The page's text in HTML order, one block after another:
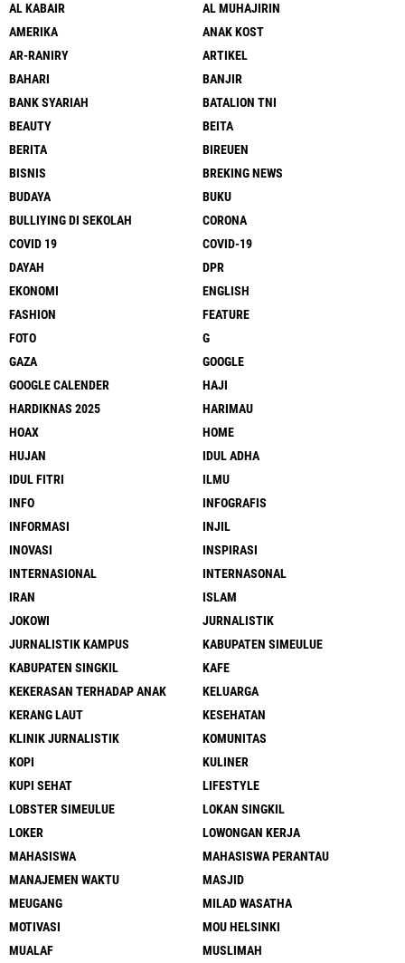
AL KABAIR
AL MUHAJIRIN
AMERIKA
ANAK KOST
AR-RANIRY
ARTIKEL
BAHARI
BANJIR
BANK SYARIAH
BATALION TNI
BEAUTY
BEITA
BERITA
BIREUEN
BISNIS
BREKING NEWS
BUDAYA
BUKU
BULLIYING DI SEKOLAH
CORONA
COVID 19
COVID-19
DAYAH
DPR
EKONOMI
ENGLISH
FASHION
FEATURE
FOTO
G
GAZA
GOOGLE
GOOGLE CALENDER
HAJI
HARDIKNAS 2025
HARIMAU
HOAX
HOME
HUJAN
IDUL ADHA
IDUL FITRI
ILMU
INFO
INFOGRAFIS
INFORMASI
INJIL
INOVASI
INSPIRASI
INTERNASIONAL
INTERNASONAL
IRAN
ISLAM
JOKOWI
JURNALISTIK
JURNALISTIK KAMPUS
KABUPATEN SIMEULUE
KABUPATEN SINGKIL
KAFE
KEKERASAN TERHADAP ANAK
KELUARGA
KERANG LAUT
KESEHATAN
KLINIK JURNALISTIK
KOMUNITAS
KOPI
KULINER
KUPI SEHAT
LIFESTYLE
LOBSTER SIMEULUE
LOKAN SINGKIL
LOKER
LOWONGAN KERJA
MAHASISWA
MAHASISWA PERANTAU
MANAJEMEN WAKTU
MASJID
MEUGANG
MILAD WASATHA
MOTIVASI
MOU HELSINKI
MUALAF
MUSLIMAH